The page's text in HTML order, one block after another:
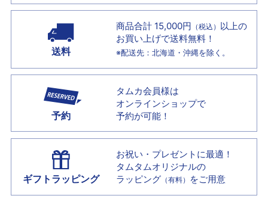
送料
商品合計 15,000円 （税込） 以上の
お買い上げで送料無料！
※配送先：北海道・沖縄を除く。
予約
タムカ会員様は
オンラインショップで
予約が可能！
ギフトラッピング
お祝い・プレゼントに最適！
タムタムオリジナルの
ラッピング （有料） をご用意